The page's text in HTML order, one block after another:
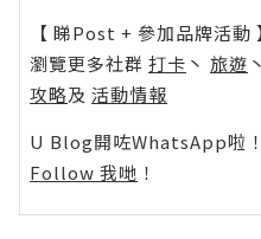
【 睇Post + 參加品牌活動
瀏覽更多社群 打卡 丶 旅遊 丶
攻略及 活動情報
U Blog開咗WhatsApp啦
Follow 我哋 ！